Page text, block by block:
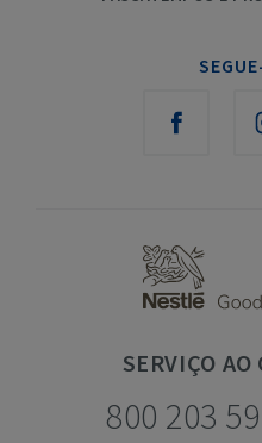
SERVIÇO AO
800 203